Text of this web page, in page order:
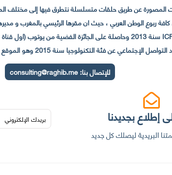
عن طريق حلقات متسلسلة نتطرق فيها إلى مختلف
عن فئة التكنولوجيا سنة 2015 وهو الموقع التقني الاول في المغرب والعالم العربي
للإتصال بنا:consulting@raghib.me
إطلاع بجديدنا
البريدية ليصلك كل جديد